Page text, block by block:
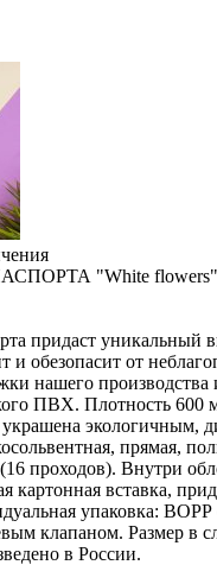
"White
придаст уникальный
и обезопасит от
нашего производства
ПВХ. Плотность 600
экологичным,
прямая,
проходов). Внутри
картонная вставка,
упаковка: ВОРР
клапаном. Размер в
в России.